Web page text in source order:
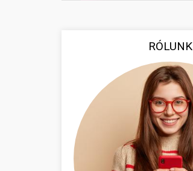
RÓLUNK